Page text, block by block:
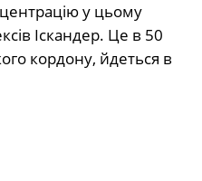
у цьому
Іскандер. Це в 50
кордону, йдеться в